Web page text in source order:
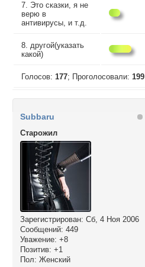
Это сказки, я не
верю в
антивирусы, и т.д.
другой(указать
какой)
Голосов: 177; Проголосовали: 199
Subbaru
Cтарожил
Зарегистрирован: Сб, 4 Ноя 2006
Сообщений: 449
Уважение: +8
Позитив: +1
Пол: Женский